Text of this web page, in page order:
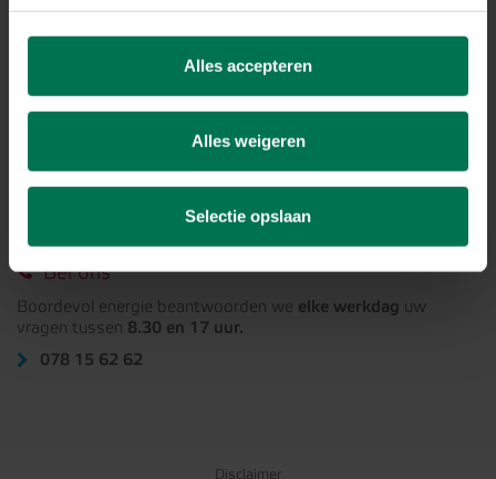
Alles accepteren
Selectie opslaan
Alles weigeren
Stel uw vraag via social media
Bel ons
Boordevol energie beantwoorden we elke werkdag uw
vragen tussen 8.30 en 17 uur.
078 15 62 62
Disclaimer